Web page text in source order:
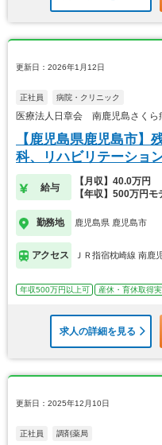
更新日：2026年1月12日
正社員 病院・クリニック
医療法人日章会 南鹿児島さくら
【鹿児島県鹿児島市】
科、リハビリテーショ
給与
【月収】40.0万円
【年収】500万円モ
勤務地 鹿児島県 鹿児島市
アクセス ＪＲ指宿枕崎線 南鹿
年収500万円以上可 産休・育休取得
求人の詳細を見る
更新日：2025年12月10日
正社員 調剤薬局